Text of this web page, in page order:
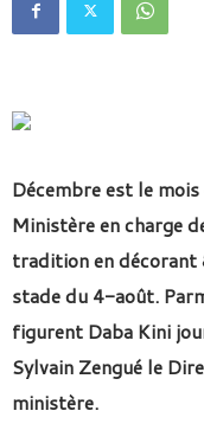
Décembre est le
Ministère en charge
tradition en décorant
stade du 4-août.
figurent Daba Kini
Sylvain Zengué le
ministère.